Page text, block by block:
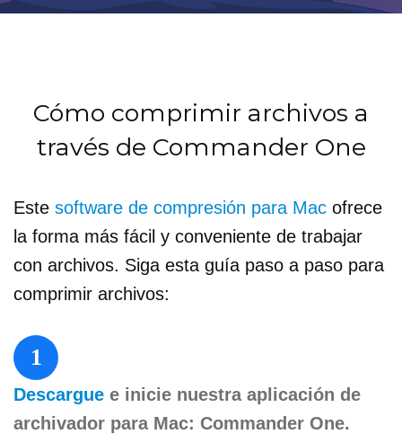
Cómo comprimir archivos a
través de Commander One
Este software de compresión para Mac ofrece
la forma más fácil y conveniente de trabajar
con archivos. Siga esta guía paso a paso para
comprimir archivos:
1
Descargue e inicie nuestra aplicación de
archivador para Mac: Commander One.